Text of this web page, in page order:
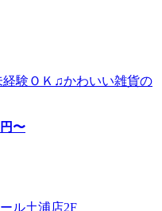
験ＯＫ♫かわいい雑貨の
円〜
ル土浦店2F